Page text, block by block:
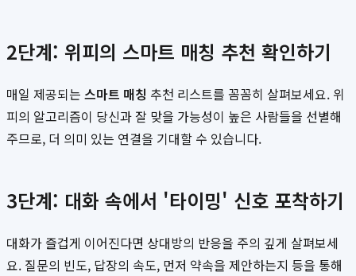
2단계: 위피의 스마트 매칭 추천 확인하기
매일 제공되는 스마트 매칭 추천 리스트를 꼼꼼히 살펴보세요. 위
피의 알고리즘이 당신과 잘 맞을 가능성이 높은 사람들을 선별해
주므로, 더 의미 있는 연결을 기대할 수 있습니다.
3단계: 대화 속에서 '타이밍' 신호 포착하기
대화가 즐겁게 이어진다면 상대방의 반응을 주의 깊게 살펴보세
요. 질문의 빈도, 답장의 속도, 먼저 약속을 제안하는지 등을 통해